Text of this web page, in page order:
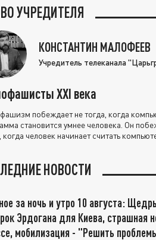
УЧРЕДИТЕЛЯ
КОНСТАНТИН МАЛОФЕЕВ
Учредитель телеканала
XXI века
побеждает не тогда, когда
становится умнее человека. Он
когда человек начинает считать
НОВОСТИ
за ночь и утро 10 августа:
Эрдогана для Киева, страшная
мобилизация - "Решить